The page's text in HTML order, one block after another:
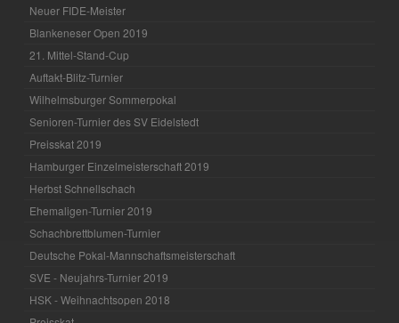
Neuer FIDE-Meister
Blankeneser Open 2019
21. Mittel-Stand-Cup
Auftakt-Blitz-Turnier
Wilhelmsburger Sommerpokal
Senioren-Turnier des SV Eidelstedt
Preisskat 2019
Hamburger Einzelmeisterschaft 2019
Herbst Schnellschach
Ehemaligen-Turnier 2019
Schachbrettblumen-Turnier
Deutsche Pokal-Mannschaftsmeisterschaft
SVE - Neujahrs-Turnier 2019
HSK - Weihnachtsopen 2018